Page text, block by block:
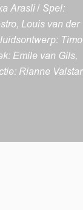
Arasli / Spel:
Louis van der
Timo
Emile van Gils,
Rianne Valstar